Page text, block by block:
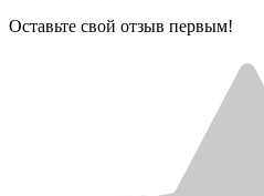
Оставьте свой отзыв первым!